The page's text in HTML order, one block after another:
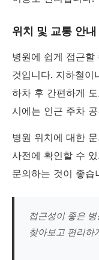
위치 및 교통 안내
병원에 쉽게 접근할
것입니다. 지하철이
하차 후 간편하게
시에는 인근 주차
병원 위치에 대한
사전에 확인할 수
문의하는 것이 좋습
접근성이 좋은
찾아보고 편리하